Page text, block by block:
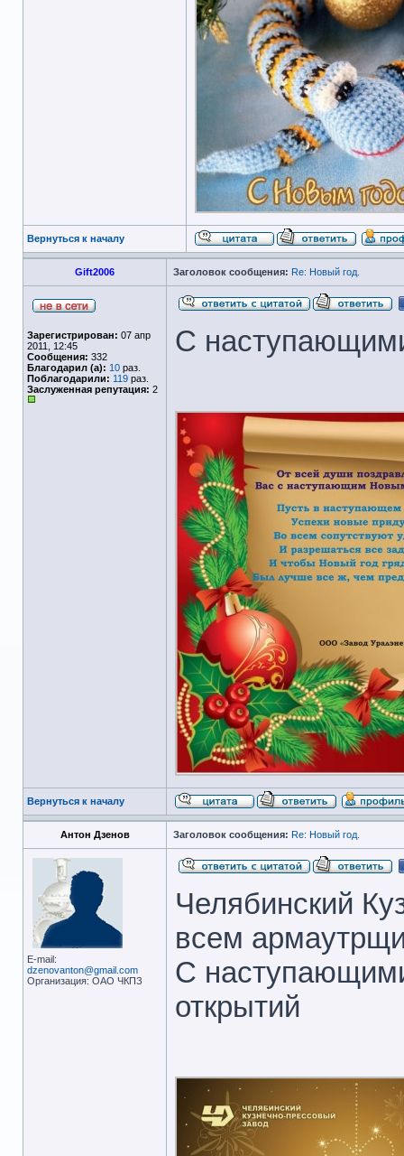
Вернуться к началу
Gift2006 Заголовок сообщения: Re: Новый год.
Зарегистрирован: 07 апр
2011, 12:45
Сообщения: 332
Благодарил (а): 10 раз.
Поблагодарили: 119 раз.
Заслуженная репутация: 2
С
Вернуться к началу
Антон Дзенов Заголовок сообщения: Re: Новый год.
E-mail:
dzenovanton@gmail.com
Организация: ОАО ЧКПЗ
Челябинский
всем
С
открытий